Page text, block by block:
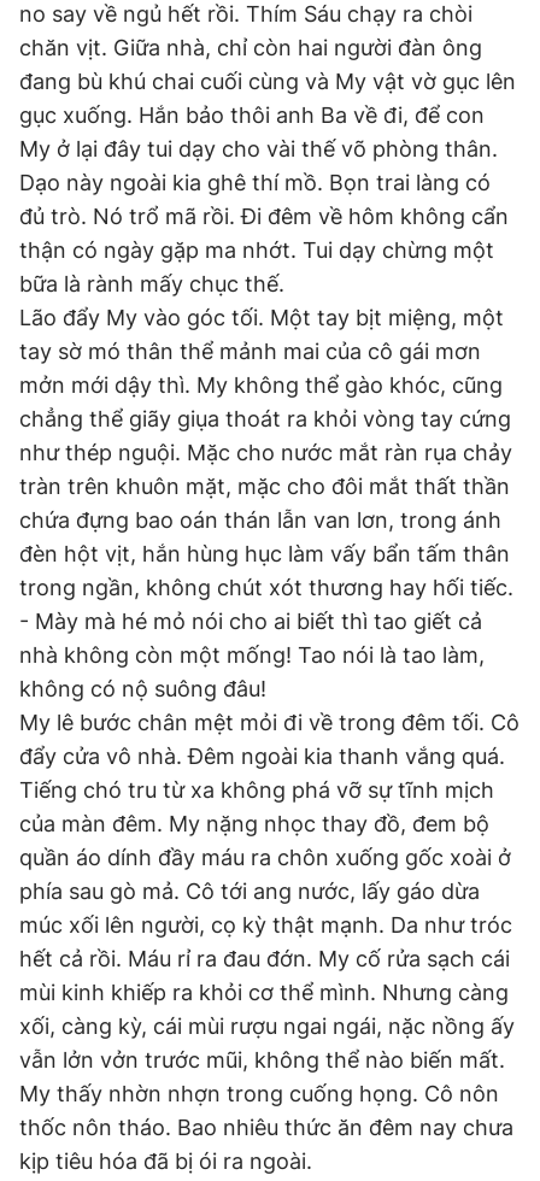
no say về ngủ hết rồi. Thím Sáu chạy ra chòi
chăn vịt. Giữa nhà, chỉ còn hai người đàn ông
đang bù khú chai cuối cùng và My vật vờ gục lên
gục xuống. Hắn bảo thôi anh Ba về đi, để con
My ở lại đây tui dạy cho vài thế võ phòng thân.
Dạo này ngoài kia ghê thí mồ. Bọn trai làng có
đủ trò. Nó trổ mã rồi. Đi đêm về hôm không cẩn
thận có ngày gặp ma nhớt. Tui dạy chừng một
bữa là rành mấy chục thế.
Lão đẩy My vào góc tối. Một tay bịt miệng, một
tay sờ mó thân thể mảnh mai của cô gái mơn
mởn mới dậy thì. My không thể gào khóc, cũng
chẳng thể giãy giụa thoát ra khỏi vòng tay cứng
như thép nguội. Mặc cho nước mắt ràn rụa chảy
tràn trên khuôn mặt, mặc cho đôi mắt thất thần
chứa đựng bao oán thán lẫn van lơn, trong ánh
đèn hột vịt, hắn hùng hục làm vấy bẩn tấm thân
trong ngần, không chút xót thương hay hối tiếc.
- Mày mà hé mỏ nói cho ai biết thì tao giết cả
nhà không còn một mống! Tao nói là tao làm,
không có nộ suông đâu!
My lê bước chân mệt mỏi đi về trong đêm tối. Cô
đẩy cửa vô nhà. Đêm ngoài kia thanh vắng quá.
Tiếng chó tru từ xa không phá vỡ sự tĩnh mịch
của màn đêm. My nặng nhọc thay đồ, đem bộ
quần áo dính đầy máu ra chôn xuống gốc xoài ở
phía sau gò mả. Cô tới ang nước, lấy gáo dừa
múc xối lên người, cọ kỳ thật mạnh. Da như tróc
hết cả rồi. Máu rỉ ra đau đớn. My cố rửa sạch cái
mùi kinh khiếp ra khỏi cơ thể mình. Nhưng càng
xối, càng kỳ, cái mùi rượu ngai ngái, nặc nồng ấy
vẫn lởn vởn trước mũi, không thể nào biến mất.
My thấy nhờn nhợn trong cuống họng. Cô nôn
thốc nôn tháo. Bao nhiêu thức ăn đêm nay chưa
kịp tiêu hóa đã bị ói ra ngoài.